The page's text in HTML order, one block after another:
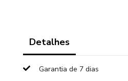
Detalhes
Garantia de 7 dias